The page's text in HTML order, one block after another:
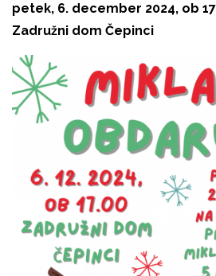
petek, 6. december 2024, ob
Zadružni dom Čepinci